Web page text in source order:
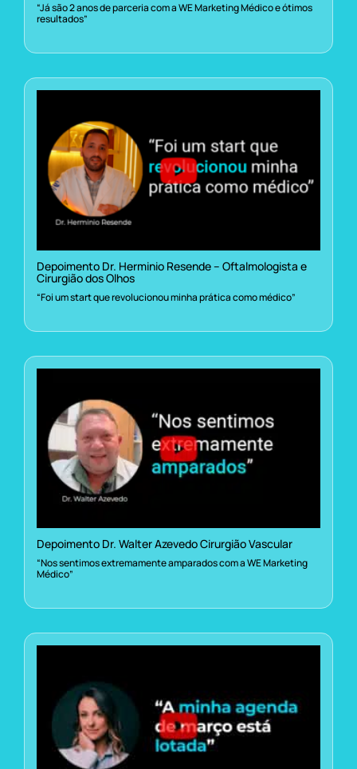
“Já são 2 anos de parceria com a WE Marketing Médico e ótimos
resultados”
Depoimento Dr. Herminio Resende – Oftalmologista e
Cirurgião dos Olhos
“Foi um start que revolucionou minha prática como médico”
Depoimento Dr. Walter Azevedo Cirurgião Vascular
“Nos sentimos extremamente amparados com a WE Marketing
Médico”